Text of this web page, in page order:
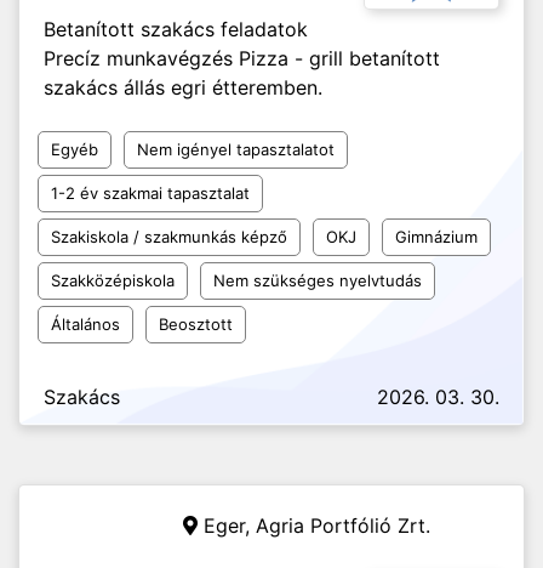
Betanított szakács feladatok
Precíz munkavégzés Pizza - grill betanított
szakács állás egri étteremben.
Egyéb Nem igényel tapasztalatot
1-2 év szakmai tapasztalat
Szakiskola / szakmunkás képző OKJ Gimnázium
Szakközépiskola Nem szükséges nyelvtudás
Általános Beosztott
Szakács 2026. 03. 30.
Eger, Agria Portfólió Zrt.